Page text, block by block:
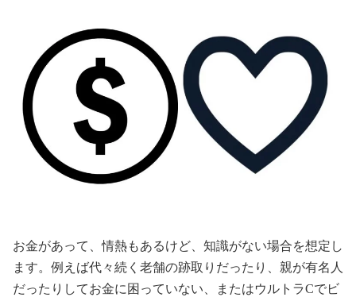
お金があって、情熱もあるけど、知識がない場合を想定し
ます。例えば代々続く老舗の跡取りだったり、親が有名人
だったりしてお金に困っていない、またはウルトラCでビ